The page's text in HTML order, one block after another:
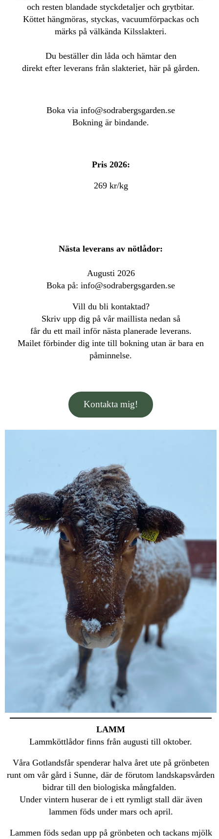
och resten blandade styckdetaljer och grytbitar.
Köttet hängmöras, styckas, vacuumförpackas och
märks på välkända Kilsslakteri.
Du beställer din låda och hämtar den
direkt efter leverans från slakteriet, här på gården.
Boka via info@sodrabergsgarden.se
Bokning är bindande.
Pris 2026:
269 kr/kg
Nästa leverans av nötlådor:
Augusti 2026
Boka på: info@sodrabergsgarden.se
Vill du bli kontaktad?
Skriv upp dig på vår maillista nedan så
får du ett mail inför nästa planerade leverans.
Mailet förbinder dig inte till bokning utan är bara en
påminnelse.
Kontakta mig!
LAMM
Lammköttlådor finns från augusti till oktober.
Våra Gotlandsfår spenderar halva året ute på grönbeten
runt om vår gård i Sunne, där de förutom landskapsvården
bidrar till den biologiska mångfalden.
Under vintern huserar de i ett rymligt stall där även
lammen föds under mars och april.
Lammen föds sedan upp på grönbeten och tackans mjölk